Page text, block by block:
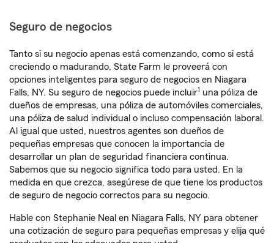
Seguro de negocios
Tanto si su negocio apenas está comenzando, como si está
creciendo o madurando, State Farm le proveerá con
opciones inteligentes para seguro de negocios en Niagara
Falls, NY. Su seguro de negocios puede incluir1 una póliza de
dueños de empresas, una póliza de automóviles comerciales,
una póliza de salud individual o incluso compensación laboral.
Al igual que usted, nuestros agentes son dueños de
pequeñas empresas que conocen la importancia de
desarrollar un plan de seguridad financiera continua.
Sabemos que su negocio significa todo para usted. En la
medida en que crezca, asegúrese de que tiene los productos
de seguro de negocio correctos para su negocio.
Hable con Stephanie Neal en Niagara Falls, NY para obtener
una cotización de seguro para pequeñas empresas y elija qué